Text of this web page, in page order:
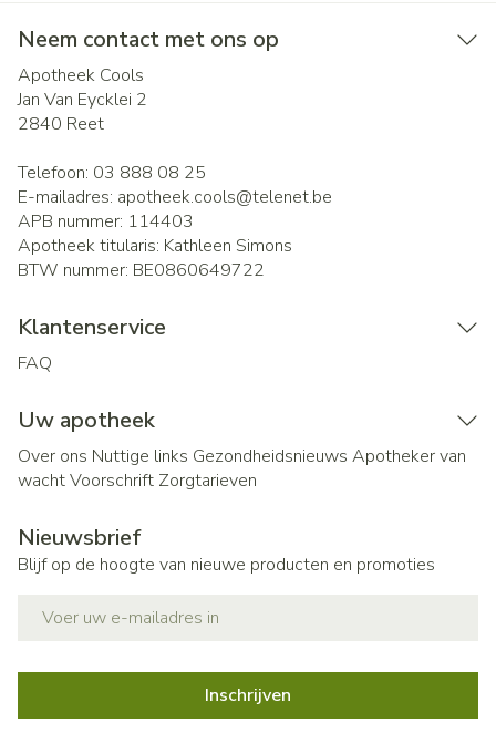
Neem contact met ons op
Apotheek Cools
Jan Van Eycklei 2
2840 Reet
Telefoon: 03 888 08 25
E-mailadres: apotheek.cools@telenet.be
APB nummer: 114403
Apotheek titularis: Kathleen Simons
BTW nummer: BE0860649722
Klantenservice
FAQ
Uw apotheek
Over ons Nuttige links Gezondheidsnieuws Apotheker van
wachtVoorschrift Zorgtarieven
Nieuwsbrief
Blijf op de hoogte van nieuwe producten en promoties
Inschrijven